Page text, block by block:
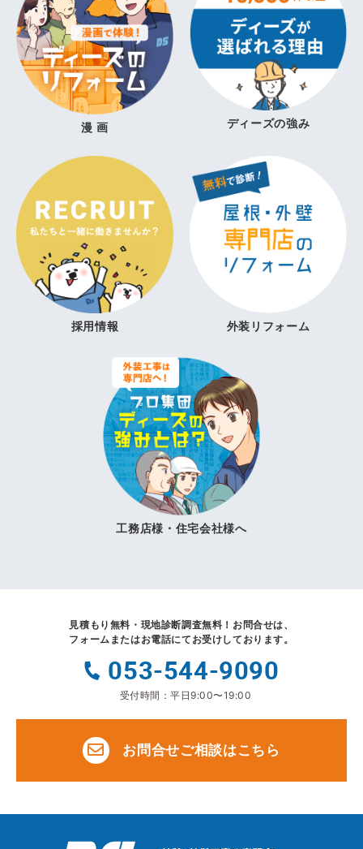
漫 画 ディーズの強み
採用情報 外装リフォーム
工務店様・住宅会社様へ
見積もり無料・現地診断調査無料！ お問合せは、
フォームまたはお電話にてお受けしております。
053-544-9090
受付時間：平日9:00〜19:00
お問合せご相談はこちら